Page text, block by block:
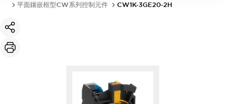
平面鑲嵌框型CW系列控制元件
CW1K-3GE20-2H